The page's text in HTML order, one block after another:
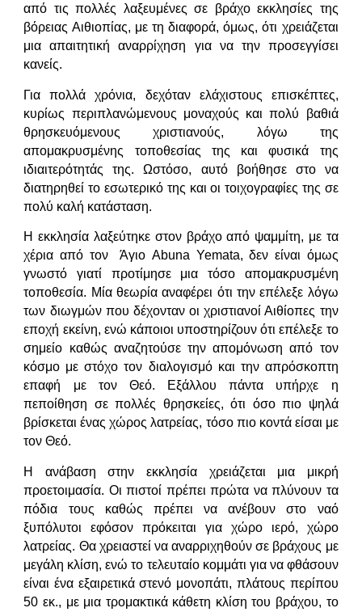
από τις πολλές λαξευμένες σε βράχο εκκλησίες της
βόρειας Αιθιοπίας, με τη διαφορά, όμως, ότι χρειάζεται
μια απαιτητική αναρρίχηση για να την προσεγγίσει
κανείς.
Για πολλά χρόνια, δεχόταν ελάχιστους επισκέπτες,
κυρίως περιπλανώμενους μοναχούς και πολύ βαθιά
θρησκευόμενους χριστιανούς, λόγω της
απομακρυσμένης τοποθεσίας της και φυσικά της
ιδιαιτερότητάς της. Ωστόσο, αυτό βοήθησε στο να
διατηρηθεί το εσωτερικό της και οι τοιχογραφίες της σε
πολύ καλή κατάσταση.
Η εκκλησία λαξεύτηκε στον βράχο από ψαμμίτη, με τα
χέρια από τον Άγιο Abuna Yemata, δεν είναι όμως
γνωστό γιατί προτίμησε μια τόσο απομακρυσμένη
τοποθεσία. Μία θεωρία αναφέρει ότι την επέλεξε λόγω
των διωγμών που δέχονταν οι χριστιανοί Αιθίοπες την
εποχή εκείνη, ενώ κάποιοι υποστηρίζουν ότι επέλεξε το
σημείο καθώς αναζητούσε την απομόνωση από τον
κόσμο με στόχο τον διαλογισμό και την απρόσκοπτη
επαφή με τον Θεό. Εξάλλου πάντα υπήρχε η
πεποίθηση σε πολλές θρησκείες, ότι όσο πιο ψηλά
βρίσκεται ένας χώρος λατρείας, τόσο πιο κοντά είσαι με
τον Θεό.
Η ανάβαση στην εκκλησία χρειάζεται μια μικρή
προετοιμασία. Οι πιστοί πρέπει πρώτα να πλύνουν τα
πόδια τους καθώς πρέπει να ανέβουν στο ναό
ξυπόλυτοι εφόσον πρόκειται για χώρο ιερό, χώρο
λατρείας. Θα χρειαστεί να αναρριχηθούν σε βράχους με
μεγάλη κλίση, ενώ το τελευταίο κομμάτι για να φθάσουν
είναι ένα εξαιρετικά στενό μονοπάτι, πλάτους περίπου
50 εκ., με μια τρομακτικά κάθετη κλίση του βράχου, το